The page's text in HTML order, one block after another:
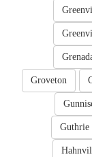
Groveton
Guthrie